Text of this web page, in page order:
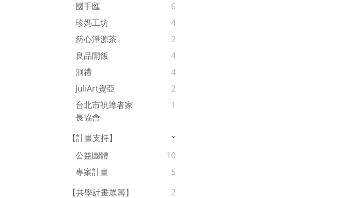
國手匯
6
珍媽工坊
4
慈心淨源茶
2
良品開飯
4
洄禮
4
JuliArt覺亞
2
台北市視障者家
長協會
1
【計畫支持】
公益團體
10
專案計畫
5
【共學計畫眾籌】
2